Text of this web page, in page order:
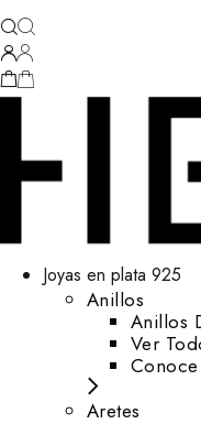
Joyas en plata 925
Anillos
Anillos
Ver
Aretes